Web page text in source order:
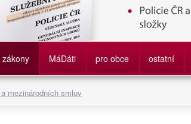
zákony MáDáti pro obce ostatní
mezinárodních smluv